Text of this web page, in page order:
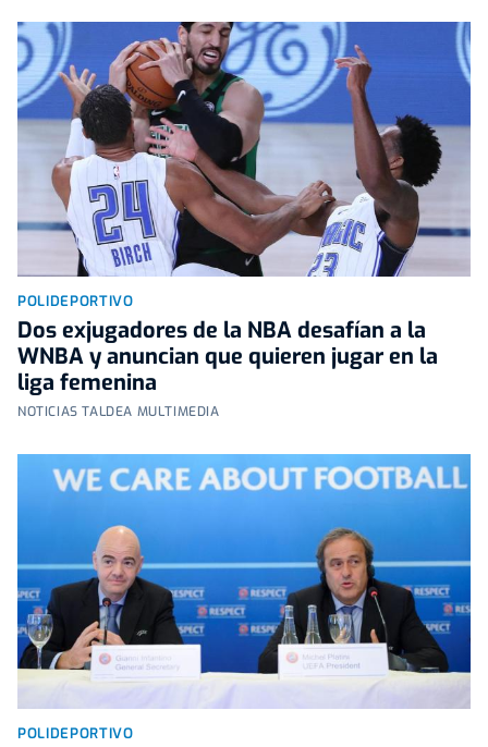
POLIDEPORTIVO
Dos exjugadores de la NBA desafían a la
WNBA y anuncian que quieren jugar en la
liga femenina
NOTICIAS TALDEA MULTIMEDIA
POLIDEPORTIVO